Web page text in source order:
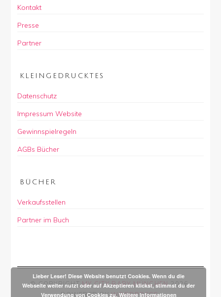
Kontakt
Presse
Partner
KLEINGEDRUCKTES
Datenschutz
Impressum Website
Gewinnspielregeln
AGBs Bücher
BÜCHER
Verkaufsstellen
Partner im Buch
© COPYRIGHTMY CITY BABY MÜNCHEN 2026.
POWERED BYWORDPRESS.
Lieber Leser! Diese Website benutzt Cookies. Wenn du die
Webseite weiter nutzt oder auf Akzeptieren klickst, stimmst du der
Verwendung von Cookies zu. Weitere Informationen